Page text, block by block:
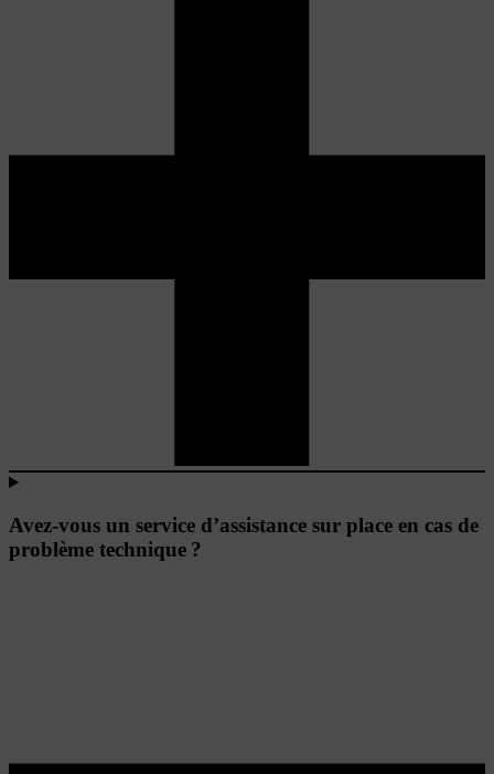
Avez-vous un service d’assistance sur place en cas de
problème technique ?